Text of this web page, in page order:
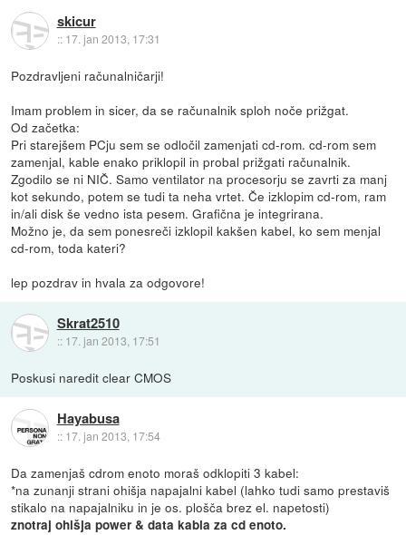
skicur
:: 17. jan 2013, 17:31
Pozdravljeni računalničarji!
Imam problem in sicer, da se računalnik sploh noče prižgat.
Od začetka:
Pri starejšem PCju sem se odločil zamenjati cd-rom. cd-rom sem
zamenjal, kable enako priklopil in probal prižgati računalnik.
Zgodilo se ni NIČ. Samo ventilator na procesorju se zavrti za manj
kot sekundo, potem se tudi ta neha vrtet. Če izklopim cd-rom, ram
in/ali disk še vedno ista pesem. Grafična je integrirana.
Možno je, da sem ponesreči izklopil kakšen kabel, ko sem menjal
cd-rom, toda kateri?
lep pozdrav in hvala za odgovore!
Skrat2510
:: 17. jan 2013, 17:51
Poskusi naredit clear CMOS
Hayabusa
:: 17. jan 2013, 17:54
Da zamenjaš cdrom enoto moraš odklopiti 3 kabel:
*na zunanji strani ohišja napajalni kabel (lahko tudi samo prestaviš
stikalo na napajalniku in je os. plošča brez el. napetosti)
znotraj ohišja power & data kabla za cd enoto.